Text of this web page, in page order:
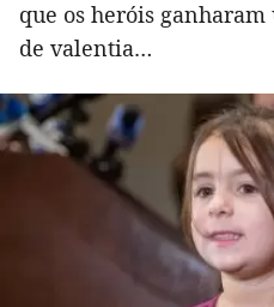
que os heróis
de valentia…